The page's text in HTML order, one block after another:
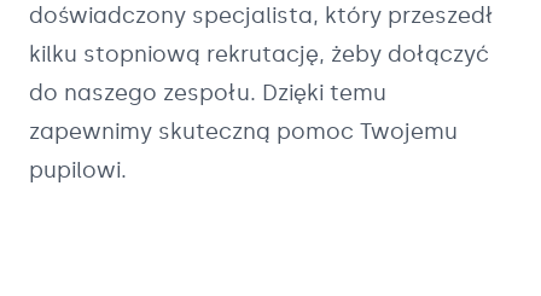
doświadczony specjalista, który przeszedł
kilku stopniową rekrutację, żeby dołączyć
do naszego zespołu. Dzięki temu
zapewnimy skuteczną pomoc Twojemu
pupilowi.